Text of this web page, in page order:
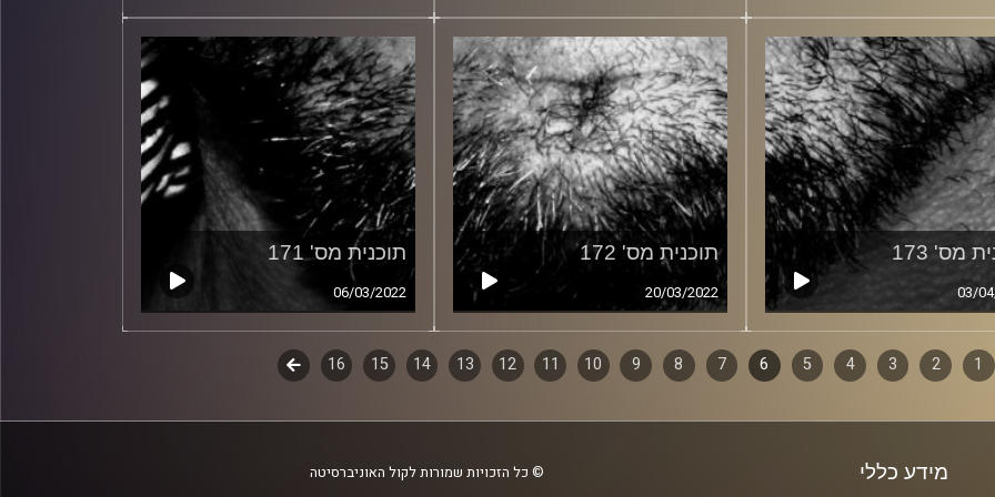
מס' 173
03/
תוכנית מס' 172
20/03/2022
תוכנית מס' 171
06/03/2022
1
2
3
4
5
6
7
8
9
10
11
12
13
14
15
16
לשלב
מידע כללי © כל הזכויות שמורות לקול האוניברסיטה